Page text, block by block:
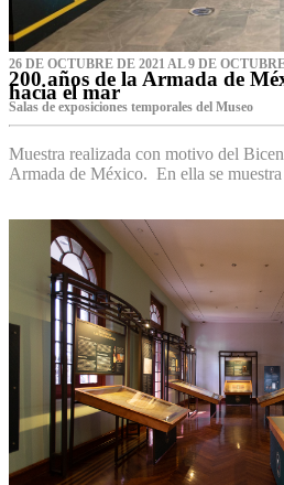
26 DE OCTUBRE DE 2021 AL 9 DE
200 años de la Armada de
hacia el mar
Salas de exposiciones temporales del Museo‌
Muestra realizada con motivo del
Armada de México. En ella se